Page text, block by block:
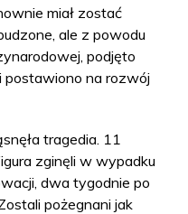
miał zostać
ale z powodu
podjęto
postawiono na rozwój
tragedia. 11
zginęli w wypadku
dwa tygodnie po
pożegnani jak